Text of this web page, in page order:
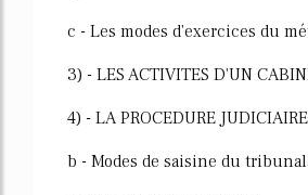
c - Les modes d'exercices du
3) - LES ACTIVITES D'UN
4) - LA PROCEDURE JUDICIAIRE
b - Modes de saisine du